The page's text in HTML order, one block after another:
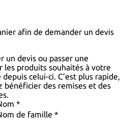
afin de demander un devis
un devis ou passer une
les produits souhaités à votre
celui-ci. C’est plus rapide,
bénéficier des remises et des
*
de famille *